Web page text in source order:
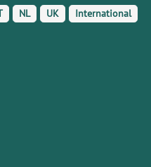
NL UK International